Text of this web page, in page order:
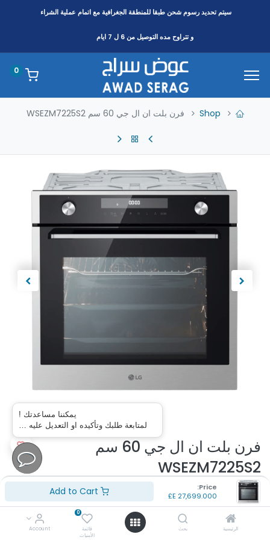
Price:
27,699.000
الرئيسية بحث
0
قائمة
الأمنيات
Account
سيتم تحديد رسوم شحن طبقا للمنطقةالجغرافية مع اتمام عملية الشراء
و تتراوح مده التوصيل من 6 ل 7 ايام
0
Shop فرن بلت ان ال جي 60 سم WSEZM7225S2
فرن بلت ان ال جي 60 سم
WSEZM7225S2
(تقييم 0 )
رقم الموديل: WSEZM7225S2
اللون: اسود * سلفر
السعة 72 لتر
يمكننا مساعدتك !
لمتابعة طلبك وتأكيده او التعديل عليه …